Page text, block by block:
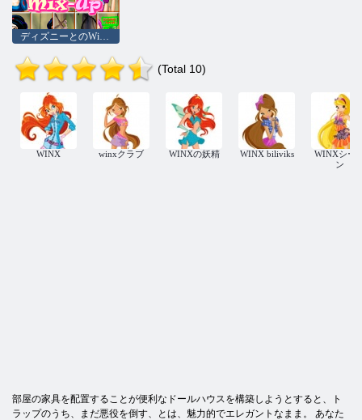
(Total 10)
WINX winxクラブ WINXの妖精 WINX biliviks
WINXシー
ン
部屋の家具を配置することが便利なドールハウスを構築しようとすると、ト
ラップのうち、まだ悪役を倒す、とは、魅力的でエレガントなまま。 あなた